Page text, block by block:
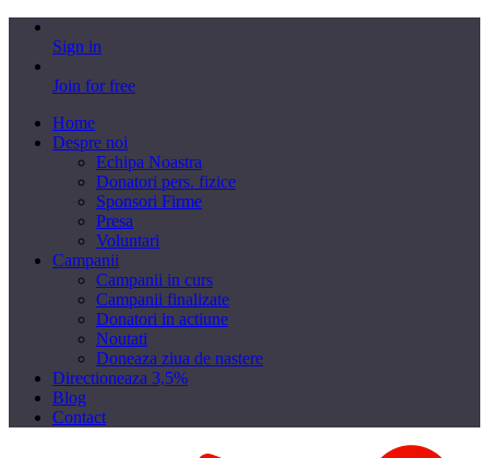
Sign in
Join for free
Home
Despre noi
Echipa Noastra
Donatori pers. fizice
Sponsori Firme
Presa
Voluntari
Campanii
Campanii in curs
Campanii finalizate
Donatori in actiune
Noutati
Doneaza ziua de nastere
Directioneaza 3,5%
Blog
Contact